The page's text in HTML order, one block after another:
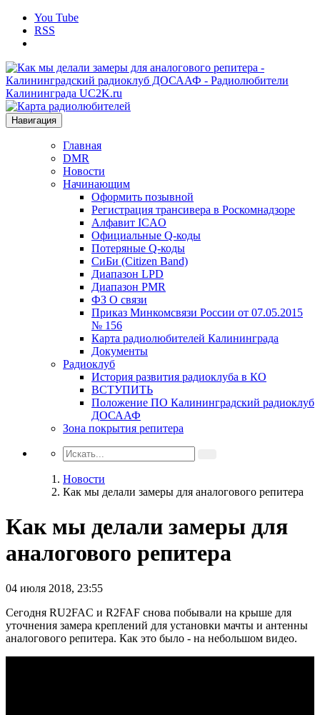
You Tube
RSS
Навигация
Главная
DMR
Новости
Начинающим
Оформить позывной
Регистрация трансивера в Роскомнадзоре
Алфавит ICAO
Официальные Q-коды
Потеряные Q-коды
СиБи (Citizen Band)
Диапазон LPD
Диапазон PMR
ФЗ О связи
Приказ Минкомсвязи России от 07.05.2015
№ 156
Карта радиолюбителей Калининграда
Документы
Радиоклуб
История развития радиоклуба в КО
ВСТУПИТЬ
Положение ПО Калининградский радиоклуб
ДОСААФ
Зона покрытия репитера
Новости
Как мы делали замеры для аналогового репитера
Как мы делали замеры для
аналогового репитера
04 июля 2018, 23:55
Сегодня RU2FAC и R2FAF снова побывали на крыше для
уточнения замера креплений для установки мачты и антенны
аналогового репитера. Как это было - на небольшом видео.